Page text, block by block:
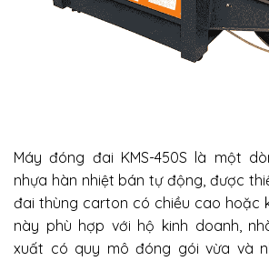
Máy đóng đai KMS-450S là một
nhựa hàn nhiệt bán tự động, được
đai thùng carton có chiều cao hoặc
này phù hợp với hộ kinh doanh,
xuất có quy mô đóng gói vừa và